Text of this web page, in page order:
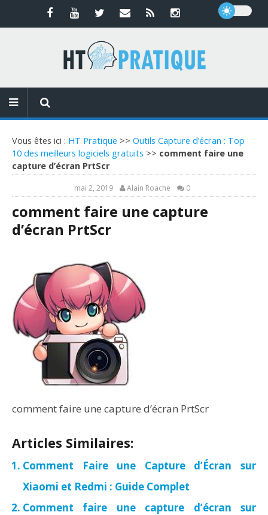
Vous êtes ici : HT Pratique >> Outils Capture d’écran : Top
10 des meilleurs logiciels gratuits >> comment faire une
capture d’écran PrtScr
mai 2, 2019 Alain Roache 0
comment faire une capture
d’écran PrtScr
comment faire une capture d’écran PrtScr
Articles Similaires:
Comment Faire une Capture d’Écran sur
Xiaomi et Redmi : Guide Complet
Comment faire une capture d’écran sur